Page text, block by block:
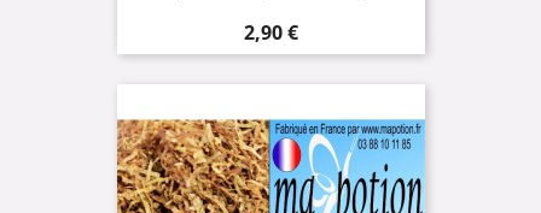
Prix
2,90 €